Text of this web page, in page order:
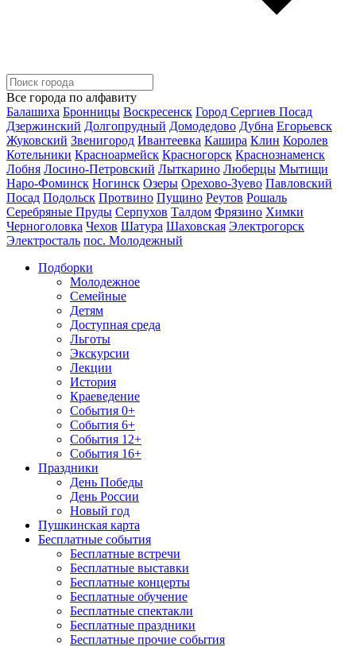
Все города по алфавиту
Балашиха Бронницы Воскресенск Город Сергиев Посад
Дзержинский Долгопрудный Домодедово Дубна Егорьевск
Жуковский Звенигород Ивантеевка Кашира Клин Королев
Котельники Красноармейск Красногорск Краснознаменск
Лобня Лосино-Петровский Лыткарино Люберцы Мытищи
Наро-Фоминск Ногинск Озеры Орехово-Зуево Павловский
Посад Подольск Протвино Пущино Реутов Рошаль
Серебряные Пруды Серпухов Талдом Фрязино Химки
Черноголовка Чехов Шатура Шаховская Электрогорск
Электросталь пос. Молодежный
Подборки
Молодежное
Семейные
Детям
Доступная среда
Льготы
Экскурсии
Лекции
История
Краеведение
События 0+
События 6+
События 12+
События 16+
Праздники
День Победы
День России
Новый год
Пушкинская карта
Бесплатные события
Бесплатные встречи
Бесплатные выставки
Бесплатные концерты
Бесплатные обучение
Бесплатные спектакли
Бесплатные праздники
Бесплатные прочие события